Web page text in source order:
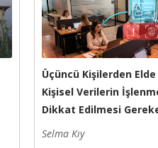
Üçüncü Kişilerden
Kişisel Verilerin
Dikkat Edilmesi
Selma Kıy